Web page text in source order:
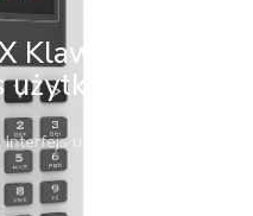
Klawiatura
użytkownika
użytkownika